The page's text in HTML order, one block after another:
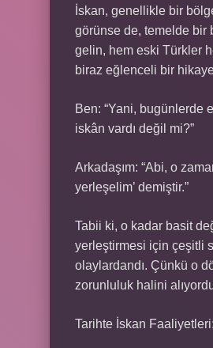
İskan, genellikle bir
görünse de, temelde bir
gelin, hem eski Türkler
biraz eğlenceli bir
Ben: “Yani, bugünlerde
iskân vardı değil mi?”
Arkadaşım: “Abi, o
yerleşelim’ demiştir.”
Tabii ki, o kadar basit
yerleştirmesi için çeşitli
olaylardandı. Çünkü o
zorunluluk halini
Tarihte İskan